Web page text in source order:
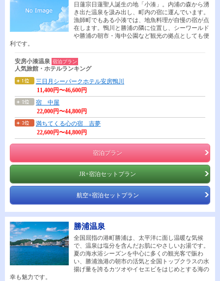
日蓮宗日蓮聖人誕生の地「小湊」。内浦の森から湧
き出た温泉を汲み出し、町内の宿に運んでいます。
漁師町でもある小湊では、地魚料理が自慢の宿が点
在します。鴨川と勝浦の隣に位置し、シーワールド
や勝浦の朝市・海中公園など観光の拠点としても便
利です。
安房小湊温泉 宿泊プラン
人気旅館・ホテルランキング
三日月シーパークホテル安房鴨川
11,400円〜46,600円
宿 中屋
22,000円〜44,800円
満ちてくる心の宿 吉夢
22,600円〜44,800円
宿泊プラン
JR+宿泊セットプラン
航空+宿泊セットプラン
勝浦温泉
全国屈指の港町勝浦は、太平洋に面し温暖な気候
で、温泉は塩分を含んだお肌にやさしいお湯です。
夏の海水浴シーズンを中心に多くの観光客で賑わ
い、勝浦漁港の朝市の活気と全国トップクラスの水
揚げ量を誇るカツオやイセエビをはじめとする海の
幸も魅力です。